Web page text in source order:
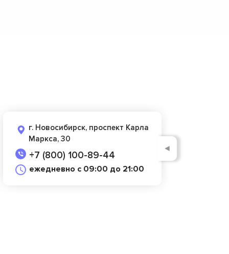
г. Новосибирск, проспект Карла
Маркса, 30
+7 (800) 100-89-44
ежедневно с 09:00 до 21:00
◄